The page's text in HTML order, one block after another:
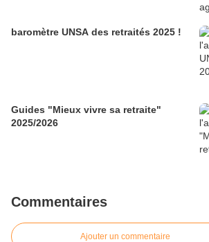
baromètre UNSA des retraités 2025 !
Guides "Mieux vivre sa retraite"
2025/2026
Commentaires
Ajouter un commentaire